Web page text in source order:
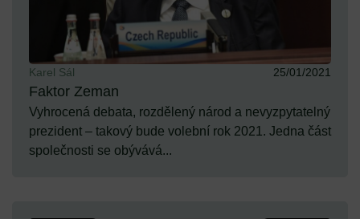
Karel Sál 25/01/2021
Faktor Zeman
Vyhrocená debata, rozdělený národ a nevyzpytatelný
prezident – takový bude volební rok 2021. Jedna část
společnosti se obývává...